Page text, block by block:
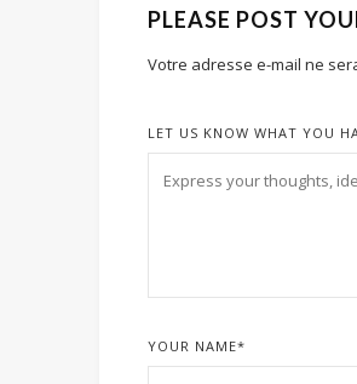
PLEASE POST
Votre adresse e-mail ne
LET US KNOW WHAT YOU
YOUR NAME*